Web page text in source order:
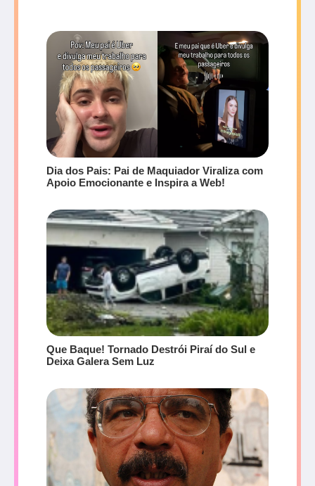
Dia dos Pais: Pai de Maquiador Viraliza com
Apoio Emocionante e Inspira a Web!
Que Baque! Tornado Destrói Piraí do Sul e
Deixa Galera Sem Luz